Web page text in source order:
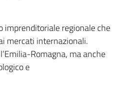
imprenditoriale regionale che
mercati internazionali.
Romagna, ma anche
e